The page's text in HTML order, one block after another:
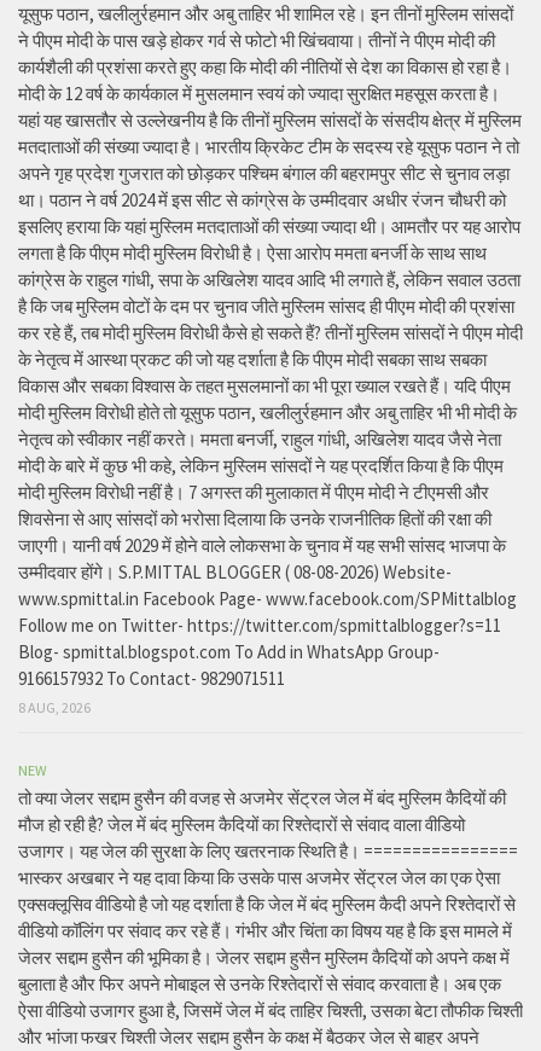
यूसुफ पठान, खलीलुर्रहमान और अबु ताहिर भी शामिल रहे। इन तीनों मुस्लिम सांसदों
ने पीएम मोदी के पास खड़े होकर गर्व से फोटो भी खिंचवाया। तीनों ने पीएम मोदी की
कार्यशैली की प्रशंसा करते हुए कहा कि मोदी की नीतियों से देश का विकास हो रहा है।
मोदी के 12 वर्ष के कार्यकाल में मुसलमान स्वयं को ज्यादा सुरक्षित महसूस करता है।
यहां यह खासतौर से उल्लेखनीय है कि तीनों मुस्लिम सांसदों के संसदीय क्षेत्र में मुस्लिम
मतदाताओं की संख्या ज्यादा है। भारतीय क्रिकेट टीम के सदस्य रहे यूसुफ पठान ने तो
अपने गृह प्रदेश गुजरात को छोड़कर पश्चिम बंगाल की बहरामपुर सीट से चुनाव लड़ा
था। पठान ने वर्ष 2024 में इस सीट से कांग्रेस के उम्मीदवार अधीर रंजन चौधरी को
इसलिए हराया कि यहां मुस्लिम मतदाताओं की संख्या ज्यादा थी। आमतौर पर यह आरोप
लगता है कि पीएम मोदी मुस्लिम विरोधी है। ऐसा आरोप ममता बनर्जी के साथ साथ
कांग्रेस के राहुल गांधी, सपा के अखिलेश यादव आदि भी लगाते हैं, लेकिन सवाल उठता
है कि जब मुस्लिम वोटों के दम पर चुनाव जीते मुस्लिम सांसद ही पीएम मोदी की प्रशंसा
कर रहे हैं, तब मोदी मुस्लिम विरोधी कैसे हो सकते हैं? तीनों मुस्लिम सांसदों ने पीएम मोदी
के नेतृत्व में आस्था प्रकट की जो यह दर्शाता है कि पीएम मोदी सबका साथ सबका
विकास और सबका विश्वास के तहत मुसलमानों का भी पूरा ख्याल रखते हैं। यदि पीएम
मोदी मुस्लिम विरोधी होते तो यूसुफ पठान, खलीलुर्रहमान और अबु ताहिर भी भी मोदी के
नेतृत्व को स्वीकार नहीं करते। ममता बनर्जी, राहुल गांधी, अखिलेश यादव जैसे नेता
मोदी के बारे में कुछ भी कहे, लेकिन मुस्लिम सांसदों ने यह प्रदर्शित किया है कि पीएम
मोदी मुस्लिम विरोधी नहीं है। 7 अगस्त की मुलाकात में पीएम मोदी ने टीएमसी और
शिवसेना से आए सांसदों को भरोसा दिलाया कि उनके राजनीतिक हितों की रक्षा की
जाएगी। यानी वर्ष 2029 में होने वाले लोकसभा के चुनाव में यह सभी सांसद भाजपा के
उम्मीदवार होंगे। S.P.MITTAL BLOGGER ( 08-08-2026) Website-
www.spmittal.in Facebook Page- www.facebook.com/SPMittalblog
Follow me on Twitter- https://twitter.com/spmittalblogger?s=11
Blog- spmittal.blogspot.com To Add in WhatsApp Group-
9166157932 To Contact- 9829071511
8 AUG, 2026
NEW
तो क्या जेलर सद्दाम हुसैन की वजह से अजमेर सेंट्रल जेल में बंद मुस्लिम कैदियों की
मौज हो रही है? जेल में बंद मुस्लिम कैदियों का रिश्तेदारों से संवाद वाला वीडियो
उजागर। यह जेल की सुरक्षा के लिए खतरनाक स्थिति है। ================
भास्कर अखबार ने यह दावा किया कि उसके पास अजमेर सेंट्रल जेल का एक ऐसा
एक्सक्लूसिव वीडियो है जो यह दर्शाता है कि जेल में बंद मुस्लिम कैदी अपने रिश्तेदारों से
वीडियो कॉलिंग पर संवाद कर रहे हैं। गंभीर और चिंता का विषय यह है कि इस मामले में
जेलर सद्दाम हुसैन की भूमिका है। जेलर सद्दाम हुसैन मुस्लिम कैदियों को अपने कक्ष में
बुलाता है और फिर अपने मोबाइल से उनके रिश्तेदारों से संवाद करवाता है। अब एक
ऐसा वीडियो उजागर हुआ है, जिसमें जेल में बंद ताहिर चिश्ती, उसका बेटा तौफीक चिश्ती
और भांजा फखर चिश्ती जेलर सद्दाम हुसैन के कक्ष में बैठकर जेल से बाहर अपने